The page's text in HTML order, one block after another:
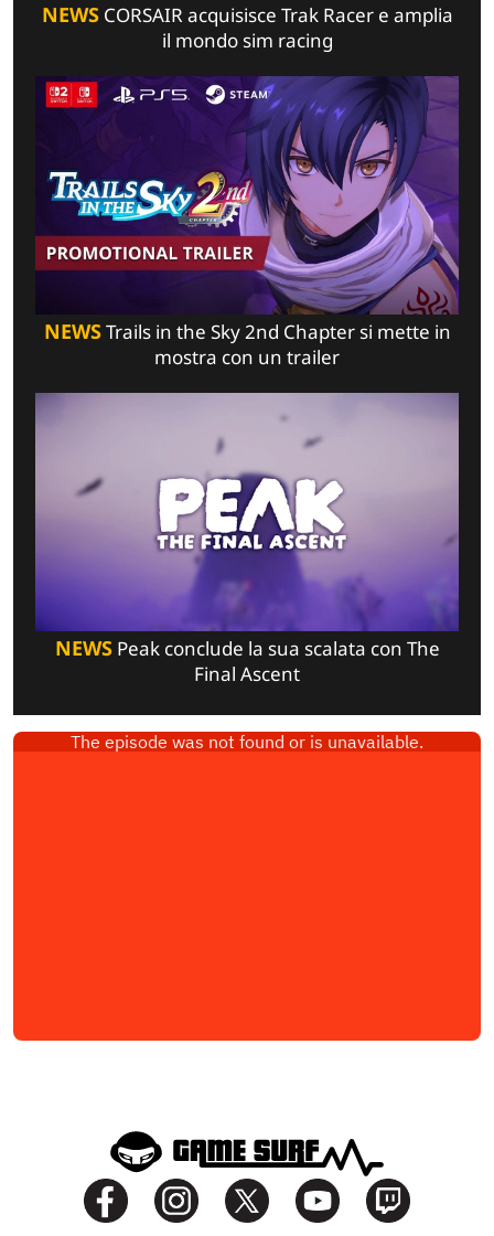
NEWSCORSAIR acquisisce Trak Racer e amplia
il mondo sim racing
NEWSTrails in the Sky 2nd Chapter si mette in
mostra con un trailer
NEWSPeak conclude la sua scalata con The
Final Ascent